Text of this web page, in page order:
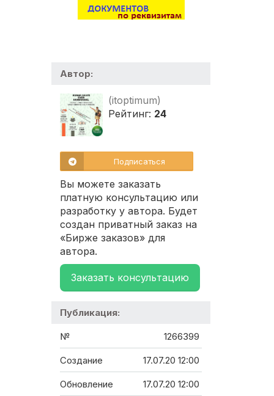
Автор:
(itoptimum)
Рейтинг: 24
Подписаться
Вы можете заказать
платную консультацию или
разработку у автора. Будет
создан приватный заказ на
«Бирже заказов» для
автора.
Заказать консультацию
Публикация:
№ 1266399
Создание 17.07.20 12:00
Обновление 17.07.20 12:00